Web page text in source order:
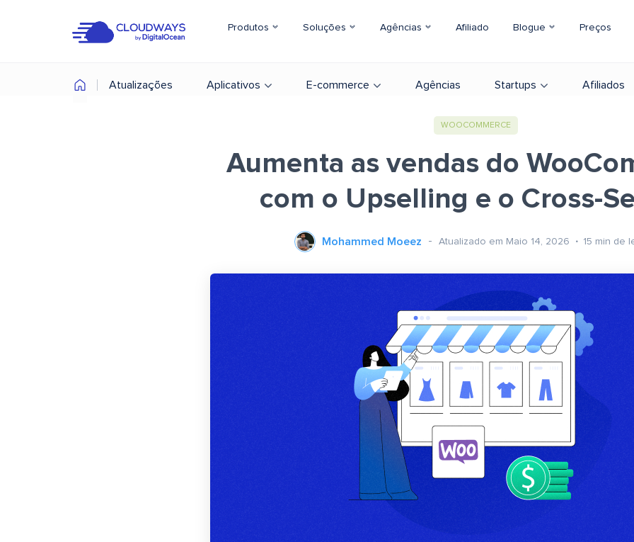
Produtos Soluções Agências Afiliado Blogue Preços
Atualizações Aplicativos E-commerce Agências Startups Afiliados
WOOCOMMERCE
Aumenta as vendas do
com o Upselling e o Cross-
Mohammed Moeez Atualizado em Maio 14, 2026 15 min de